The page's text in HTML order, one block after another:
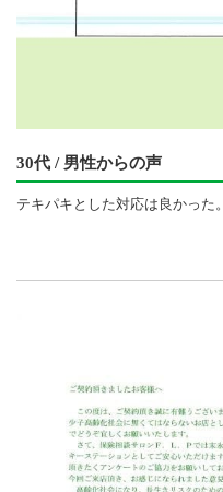
30代 / 男性からの声
テキパキとした対応は良かった。